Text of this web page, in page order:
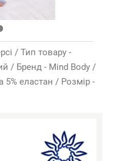
/ Тип товару -
/ Бренд - Mind Body /
5% еластан / Розмір -